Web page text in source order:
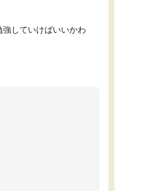
していけばいいかわ